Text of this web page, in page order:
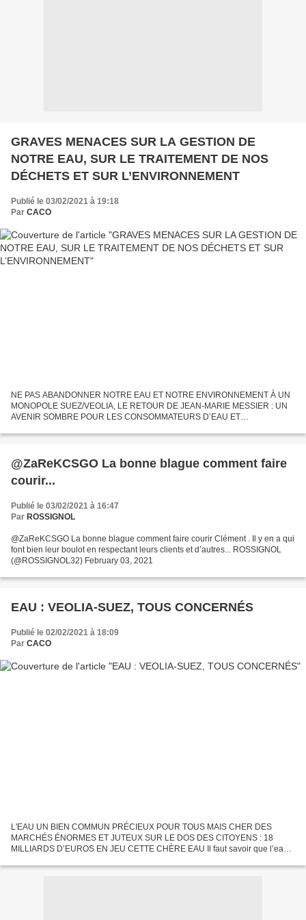
GRAVES MENACES SUR LA GESTION DE
NOTRE EAU, SUR LE TRAITEMENT DE NOS
DÉCHETS ET SUR L’ENVIRONNEMENT
Publié le 03/02/2021 à 19:18
Par CACO
NE PAS ABANDONNER NOTRE EAU ET NOTRE ENVIRONNEMENT À UN
MONOPOLE SUEZ/VEOLIA, LE RETOUR DE JEAN-MARIE MESSIER : UN
AVENIR SOMBRE POUR LES CONSOMMATEURS D’EAU ET
veolia-suez-tous-concernes.html...
@ZaReKCSGO La bonne blague comment faire
courir...
Publié le 03/02/2021 à 16:47
Par ROSSIGNOL
@ZaReKCSGO La bonne blague comment faire courir Clément . Il y en a qui
font bien leur boulot en respectant leurs clients et d’autres... ROSSIGNOL
(@ROSSIGNOL32) February 03, 2021
EAU : VEOLIA-SUEZ, TOUS CONCERNÉS
Publié le 02/02/2021 à 18:09
Par CACO
L'EAU UN BIEN COMMUN PRÉCIEUX POUR TOUS MAIS CHER DES
MARCHÉS ÉNORMES ET JUTEUX SUR LE DOS DES CITOYENS : 18
MILLIARDS D’EUROS EN JEU CETTE CHÈRE EAU Il faut savoir que l’eau
certain...